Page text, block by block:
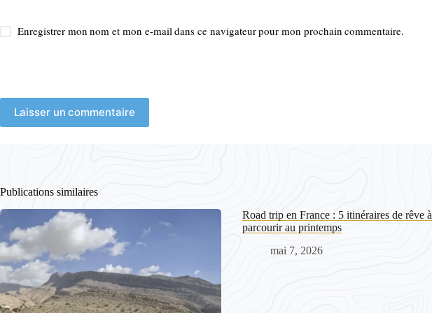
Enregistrer mon nom et mon e-mail dans ce navigateur pour mon prochain commentaire.
Laisser un commentaire
Publications similaires
Road trip en France : 5 itinéraires de rêve à
parcourir au printemps
mai 7, 2026